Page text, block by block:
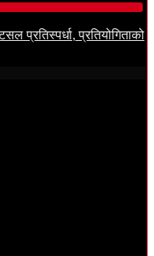
प्रतिस्पर्धा, प्रतियोगिताको